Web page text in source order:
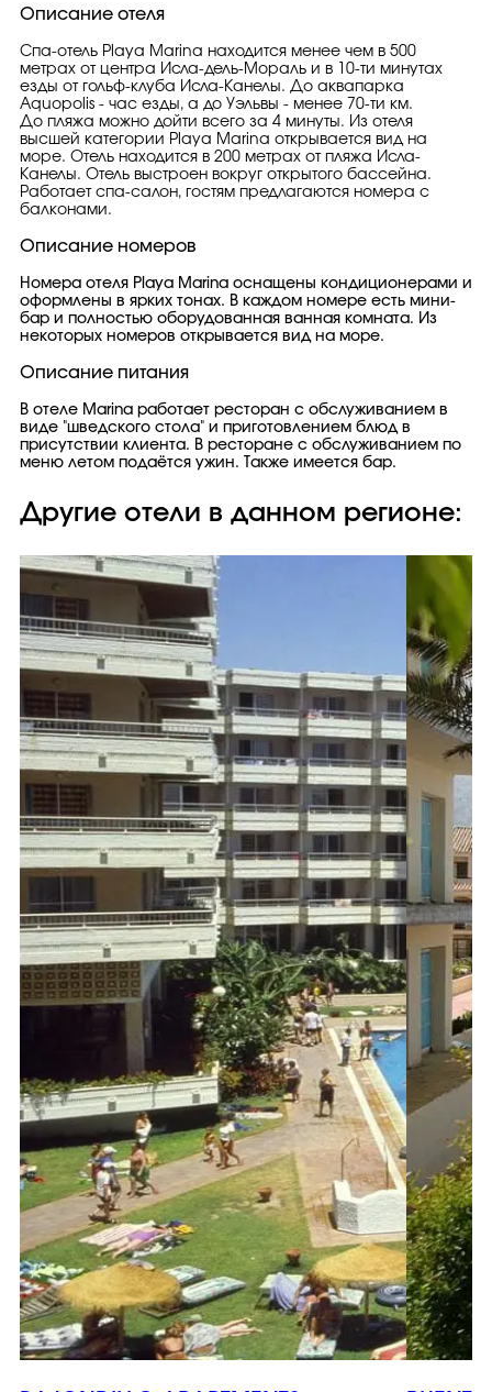
Описание отеля
Спа-отель Playa Marina находится менее чем в 500
метрах от центра Исла-дель-Мораль и в 10-ти минутах
езды от гольф-клуба Исла-Канелы. До аквапарка
Aquopolis - час езды, а до Уэльвы - менее 70-ти км.
До пляжа можно дойти всего за 4 минуты. Из отеля
высшей категории Playa Marina открывается вид на
море. Отель находится в 200 метрах от пляжа Исла-
Канелы. Отель выстроен вокруг открытого бассейна.
Работает спа-салон, гостям предлагаются номера с
балконами.
Описание номеров
Номера отеля Playa Marina оснащены кондиционерами и
оформлены в ярких тонах. В каждом номере есть мини-
бар и полностью оборудованная ванная комната. Из
некоторых номеров открывается вид на море.
Описание питания
В отеле Marina работает ресторан с обслуживанием в
виде "шведского стола" и приготовлением блюд в
присутствии клиента. В ресторане с обслуживанием по
меню летом подаётся ужин. Также имеется бар.
Другие отели в данном регионе: